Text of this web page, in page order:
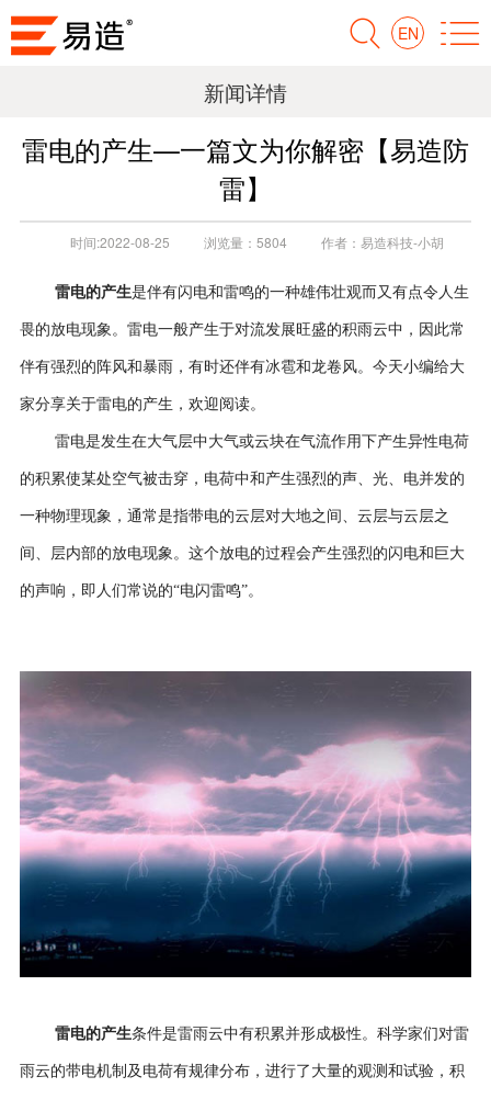
EN
新闻详情
雷电的产生—一篇文为你解密【易造防
雷】
时间:2022-08-25 浏览量： 5804 作者： 易造科技-小胡
雷电的产生是伴有闪电和雷鸣的一种雄伟壮观而又有点令人生
畏的放电现象。雷电一般产生于对流发展旺盛的积雨云中，因此常
伴有强烈的阵风和暴雨，有时还伴有冰雹和龙卷风。今天小编给大
家分享关于雷电的产生，欢迎阅读。
雷电是发生在大气层中大气或云块在气流作用下产生异性电荷
的积累使某处空气被击穿，电荷中和产生强烈的声、光、电并发的
一种物理现象，通常是指带电的云层对大地之间、云层与云层之
间、层内部的放电现象。这个放电的过程会产生强烈的闪电和巨大
的声响，即人们常说的“电闪雷鸣”。
雷电的产生条件是雷雨云中有积累并形成极性。科学家们对雷
雨云的带电机制及电荷有规律分布，进行了大量的观测和试验，积